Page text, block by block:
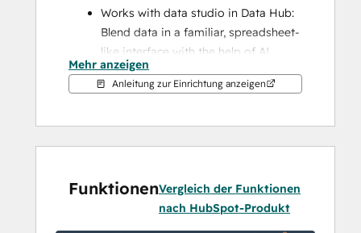
Works with data studio in Data Hub:
Blend data in a familiar, spreadsheet-
like interface with the help of AI.
Two-way sync: Data is shared
between Xero and HubSpot in real
Default field mappings: Set-up is
quick with out-of-the-box field
Historical syncing: Your existing data
will sync right away, and updates will
Mehr anzeigen
Anleitung zur Einrichtung anzeigen
FunktionenVergleich der Funktionen
nach HubSpot-Produkt